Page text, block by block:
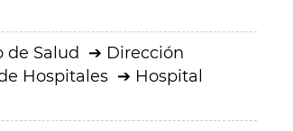
de Salud
Dirección
Hospitales
Hospital